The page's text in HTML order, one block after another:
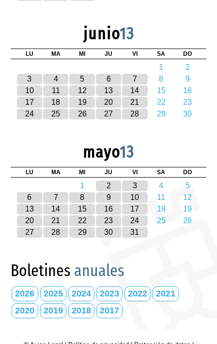
junio13
LU MA MI JU VI SA DO
1
2
3
4 5 6 7 8
9
10
11 12 13 14 15
16
17
18 19 20 21 22
23
24
25 26 27 28 29 30
mayo13
LU MA MI JU VI SA DO
1 2 3 4
5
6
7 8 9 10 11
12
13
14 15 16 17 18
19
20
21 22 23 24 25
26
27
28 29 30 31
Boletines anuales
2026 2025 2024 2023 2022
2021
2020
2019 2018 2017